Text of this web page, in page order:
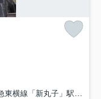
横線「新丸子」駅 徒歩3分